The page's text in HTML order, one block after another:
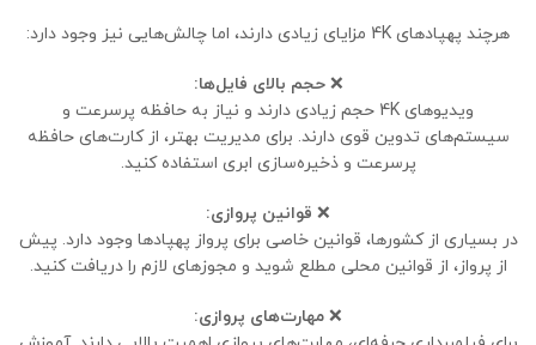
هرچند پهپادهای 4K مزایای زیادی دارند، اما چالش‌هایی نیز وجود دارد:
❌حجم بالای فایل‌ها:
ویدیوهای 4K حجم زیادی دارند و نیاز به حافظه پرسرعت و
سیستم‌های تدوین قوی دارند. برای مدیریت بهتر، از کارت‌های حافظه
پرسرعت و ذخیره‌سازی ابری استفاده کنید.
❌ قوانین پروازی:
در بسیاری از کشورها، قوانین خاصی برای پرواز پهپادها وجود دارد. پیش
از پرواز، از قوانین محلی مطلع شوید و مجوزهای لازم را دریافت کنید.
❌ مهارت‌های پروازی: